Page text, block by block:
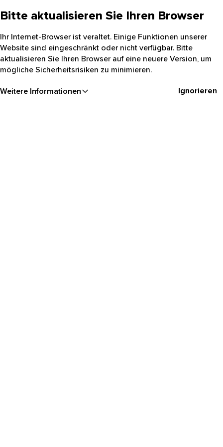
Bitte aktualisieren Sie Ihren Browser
Ihr Internet-Browser ist veraltet. Einige Funktionen unserer
Website sind eingeschränkt oder nicht verfügbar. Bitte
aktualisieren Sie Ihren Browser auf eine neuere Version, um
mögliche Sicherheitsrisiken zu minimieren.
Weitere Informationen Ignorieren